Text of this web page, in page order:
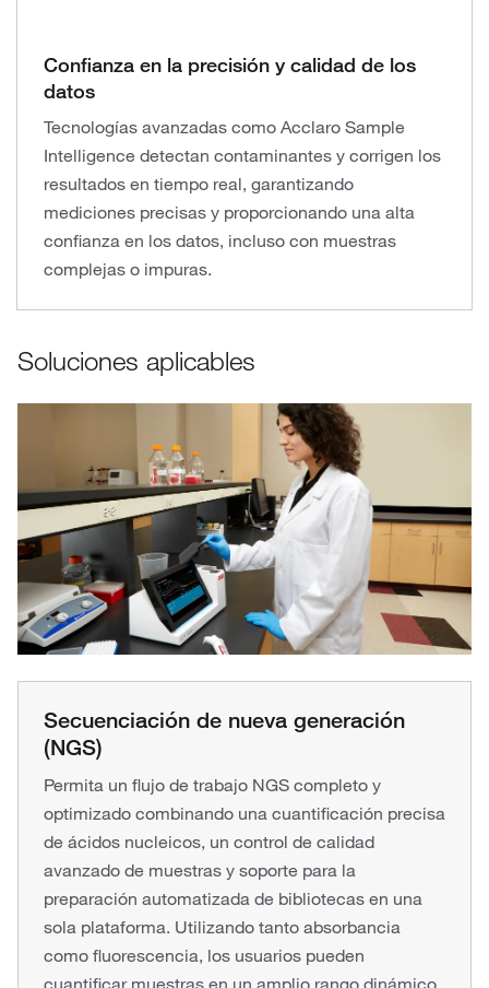
Confianza en la precisión y calidad de los
datos
Tecnologías avanzadas como Acclaro Sample
Intelligence detectan contaminantes y corrigen los
resultados en tiempo real, garantizando
mediciones precisas y proporcionando una alta
confianza en los datos, incluso con muestras
complejas o impuras.
Soluciones aplicables
Secuenciación de nueva generación
(NGS)
Permita un flujo de trabajo NGS completo y
optimizado combinando una cuantificación precisa
de ácidos nucleicos, un control de calidad
avanzado de muestras y soporte para la
preparación automatizada de bibliotecas en una
sola plataforma. Utilizando tanto absorbancia
como fluorescencia, los usuarios pueden
cuantificar muestras en un amplio rango dinámico,